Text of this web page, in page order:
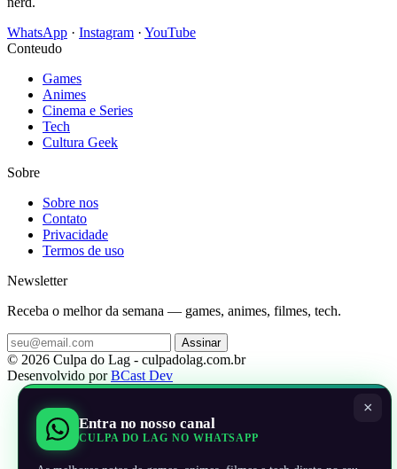
WhatsApp · Instagram · YouTube
Conteudo
Games
Animes
Cinema e Series
Tech
Cultura Geek
Sobre
Sobre nos
Contato
Privacidade
Termos de uso
Newsletter
Receba o melhor da semana — games, animes, filmes, tech.
Assinar
© 2026 Culpa do Lag - culpadolag.com.br
Desenvolvido porBCast Dev
×
Entra no nosso canal
CULPA DO LAG NO WHATSAPP